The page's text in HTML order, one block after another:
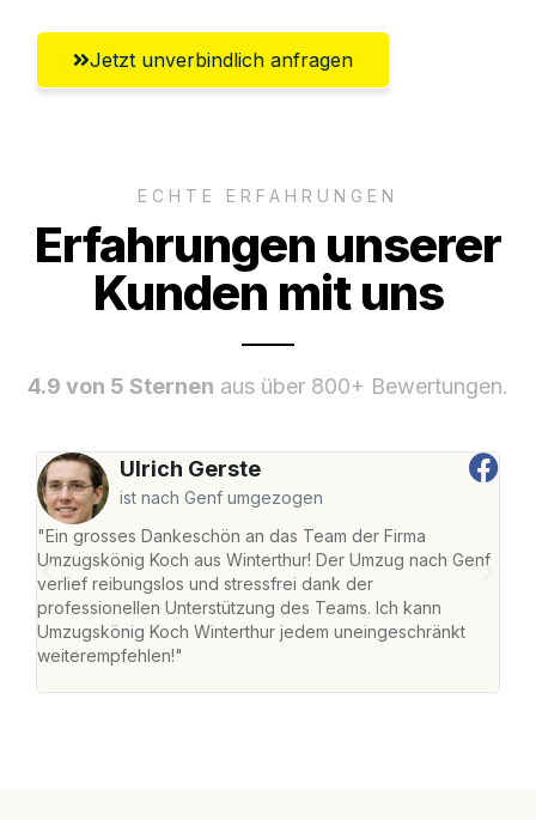
Jetzt unverbindlich anfragen
ECHTE ERFAHRUNGEN
Erfahrungen unserer
Kunden mit uns
4.9 von 5 Sternen aus über 800+ Bewertungen.
Ulrich Gerste
ist nach Genf umgezogen
"Ein grosses Dankeschön an das Team der Firma
Umzugskönig Koch aus Winterthur! Der Umzug nach Genf
verlief reibungslos und stressfrei dank der
professionellen Unterstützung des Teams. Ich kann
Umzugskönig Koch Winterthur jedem uneingeschränkt
weiterempfehlen!"